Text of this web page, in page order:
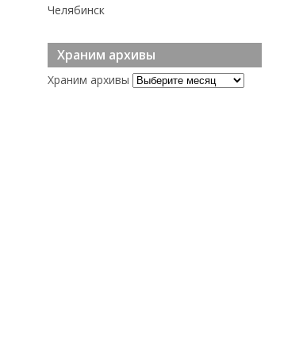
Челябинск
Храним архивы
Храним архивы